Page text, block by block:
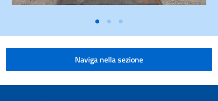
Naviga nella sezione